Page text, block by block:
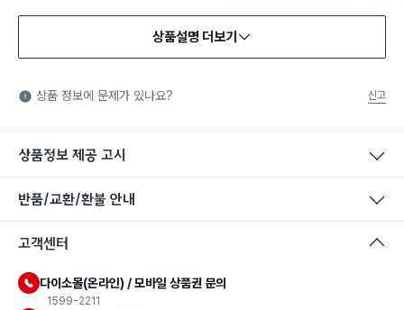
상품설명 더보기
상품 정보에 문제가 있나요? 신고
상품정보 제공 고시
반품/교환/환불 안내
고객센터
다이소몰(온라인) / 모바일 상품권 문의
1599-2211